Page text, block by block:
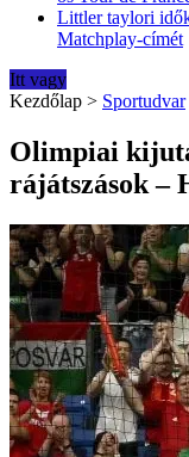
Littler taylori
Matchplay-címét
Itt vagy
Kezdőlap > Sportudvar
Olimpiai
rájátszások –